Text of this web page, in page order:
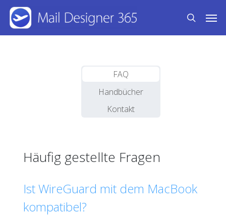
Skip
main
search
FAQ
Handbücher
Kontakt
Häufig gestellte Fragen
Ist WireGuard mit dem MacBook
kompatibel?